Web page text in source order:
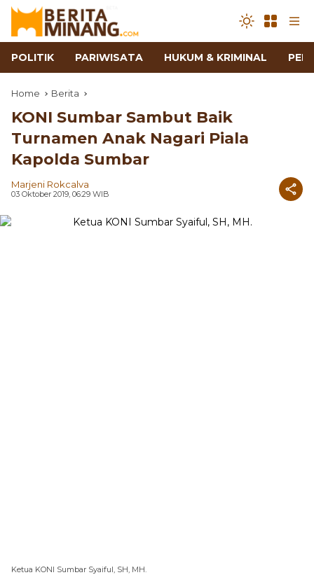
POLITIK PARIWISATA HUKUM & KRIMINAL
Home Berita
KONI Sumbar Sambut Baik
Turnamen Anak Nagari Piala
Kapolda Sumbar
Marjeni Rokcalva
03 Oktober 2019, 06:29 WIB
Ketua KONI Sumbar Syaiful, SH, MH.